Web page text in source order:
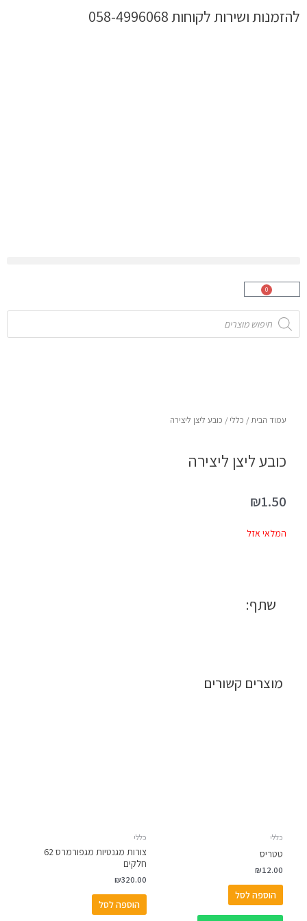
לתוכןלהזמנות ושירות לקוחות 058-4996068
0
עגלת
Products
search
עמוד הבית / כללי / כובע ליצן ליצירה
כובע ליצן ליצירה
₪1.50
המלאי אזל
שתף:
מוצרים קשורים
כללי
טטריס
₪12.00
הוספה לסל
כללי
צורות מגנטיות מגפורמרס 62
חלקים
₪320.00
הוספה לסל